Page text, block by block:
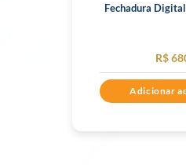
Fechadura
R$
Adicionar